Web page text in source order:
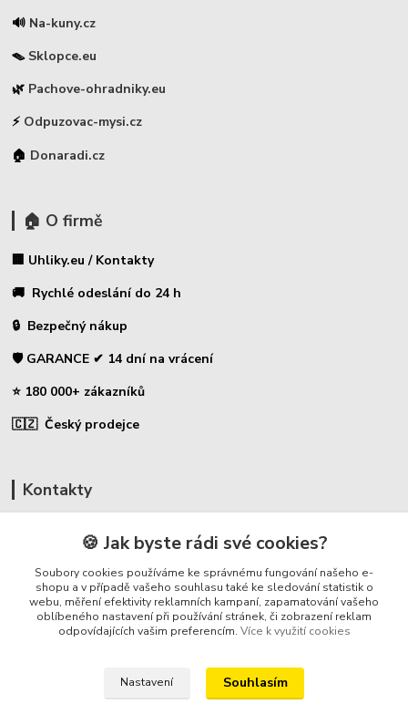
🔊 Na-kuny.cz
🪤 Sklopce.eu
🌿 Pachove-ohradniky.eu
⚡ Odpuzovac-mysi.cz
🏠 Donaradi.cz
🏠 O firmě
🏢 Uhliky.eu / Kontakty
🚚 Rychlé odeslání do 24 h
🔒 Bezpečný nákup
🛡️ GARANCE ✔ 14 dní na vrácení
⭐ 180 000+ zákazníků
🇨🇿 Český prodejce
Kontakty
🛡️ Zákaznická podpora
📞 728 007 997
⏰ Po-Pá - 7:00 - 13:30
info@repulse.cz
🍪 Jak byste rádi své cookies?
Soubory cookies používáme ke správnému fungování našeho e-
shopu a v případě vašeho souhlasu také ke sledování statistik o
webu, měření efektivity reklamních kampaní, zapamatování vašeho
oblíbeného nastavení při používání stránek, či zobrazení reklam
odpovídajících vašim preferencím. Více k využití cookies
Nastavení Souhlasím